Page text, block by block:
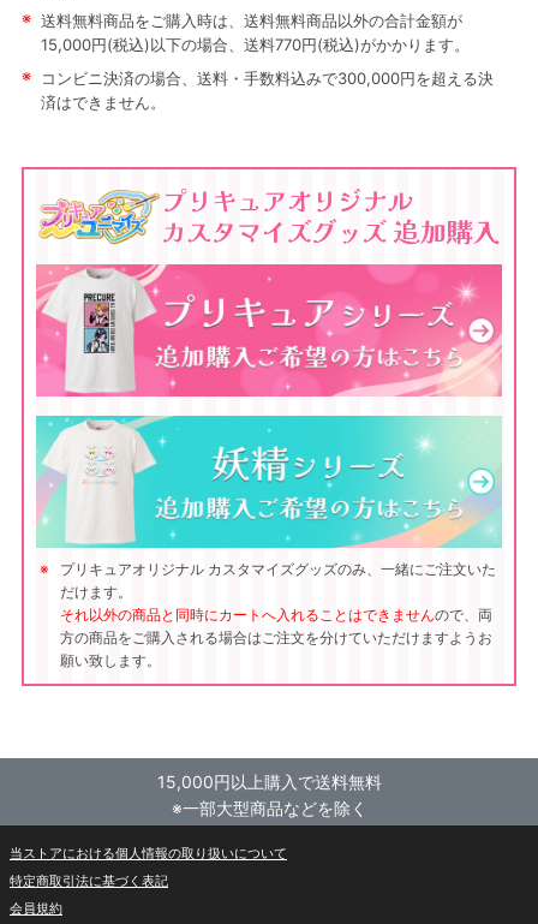
※ 送料無料商品をご購入時は、送料無料商品以外の合計金額が
15,000円(税込)以下の場合、送料770円(税込)がかかります。
※
コンビニ決済の場合、送料・手数料込みで300,000円を超える決
済はできません。
プリキュアオリジナル カスタマイズグッズのみ、一緒にご注文いた
だけます。
それ以外の商品と同時にカートへ入れることはできませんので、両
方の商品をご購入される場合はご注文を分けていただけますようお
願い致します。
15,000円以上購入で送料無料
※一部大型商品などを除く
当ストアにおける個人情報の取り扱いについて
特定商取引法に基づく表記
会員規約